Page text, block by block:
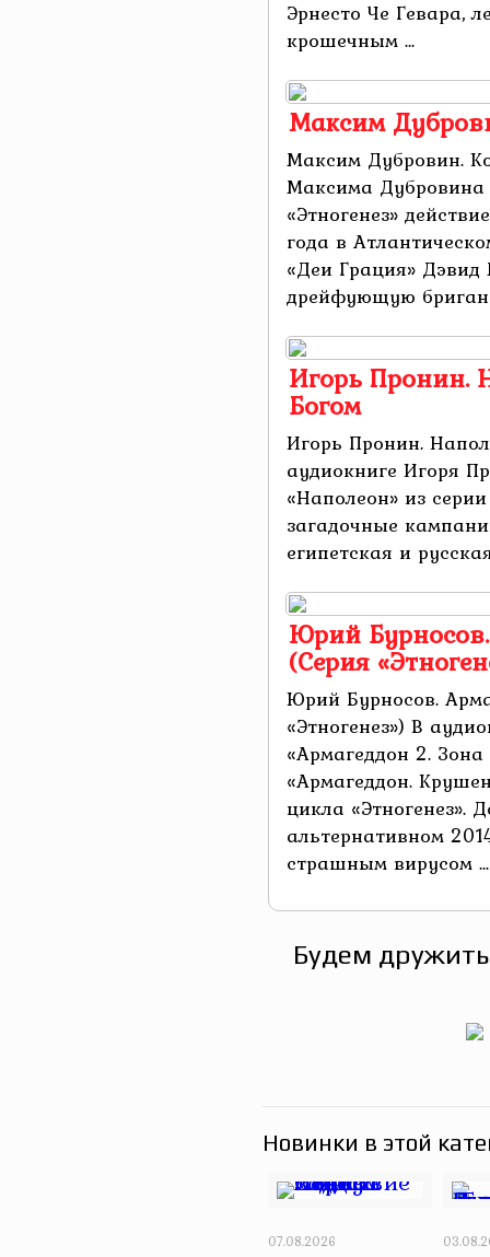
Эрнесто Че Гевара,
крошечным ...
Максим
Максим Дубровин.
Максима Дубровина
«Этногенез»
года в
«Деи Грация» Дэвид
дрейфующую
Игорь Пронин.
Богом
Игорь Пронин.
аудиокниге Игоря
«Наполеон» из
загадочные
египетская и
Юрий
(Серия
Юрий Бурносов.
«Этногенез») В
«Армагеддон 2.
«Армагеддон.
цикла «Этногенез».
альтернативном
страшным вирусом ...
Будем
Новинки в этой
07.08.2026